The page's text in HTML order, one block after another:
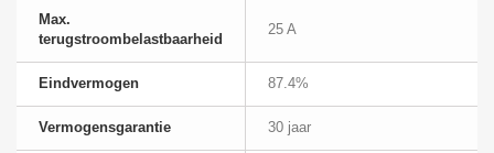
Max.
terugstroombelastbaarheid
25 A
Eindvermogen 87.4%
Vermogensgarantie 30 jaar